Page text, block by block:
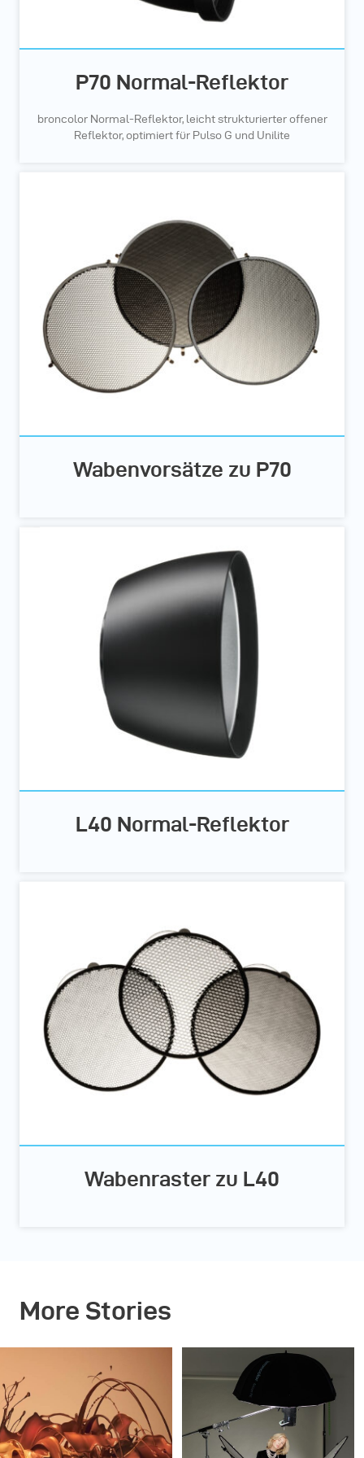
P70 Normal-Reflektor
broncolor Normal-Reflektor, leicht strukturierter offener
Reflektor, optimiert für Pulso G und Unilite
Wabenvorsätze zu P70
L40 Normal-Reflektor
Wabenraster zu L40
More Stories